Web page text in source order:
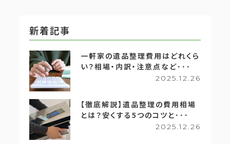
新着記事
一軒家の遺品整理費用はどれくら
い？相場・内訳・注意点など･･･
2025.12.26
【徹底解説】遺品整理の費用相場
とは？安くする5つのコツと･･･
2025.12.26